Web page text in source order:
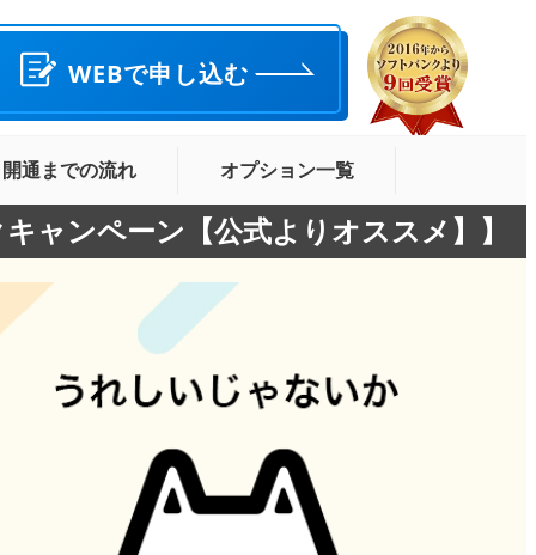
WEBで申し込む
開通までの流れ オプション一覧
ャンペーン【公式よりオススメ】】